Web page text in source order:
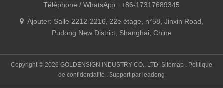
Téléphone / WhatsApp : +86-17317689345
 Ajouter: Salle 2212-2216, 22e étage, n°58, Jinxin Road,
Pudong New District, Shanghai, Chine
Copyright © 2026 GOLDENSIGN INDUSTRY CO., LTD. Sitemap . Politique
de confidentialité . Support par leadong